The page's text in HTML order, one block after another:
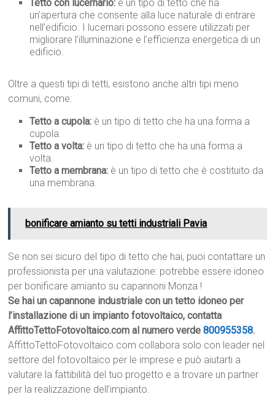
Tetto con lucernario: è un tipo di tetto che ha
un’apertura che consente alla luce naturale di entrare
nell’edificio. I lucernari possono essere utilizzati per
migliorare l’illuminazione e l’efficienza energetica di un
edificio.
Oltre a questi tipi di tetti, esistono anche altri tipi meno
comuni, come:
Tetto a cupola: è un tipo di tetto che ha una forma a
cupola.
Tetto a volta: è un tipo di tetto che ha una forma a
volta.
Tetto a membrana: è un tipo di tetto che è costituito da
una membrana.
bonificare amianto su tetti industriali Pavia
Se non sei sicuro del tipo di tetto che hai, puoi contattare un
professionista per una valutazione: potrebbe essere idoneo
per bonificare amianto su capannoni Monza !
Se hai un capannone industriale con un tetto idoneo per
l’installazione di un impianto fotovoltaico, contatta
AffittoTettoFotovoltaico.com al numero verde800955358.
AffittoTettoFotovoltaico.com collabora solo con leader nel
settore del fotovoltaico per le imprese e può aiutarti a
valutare la fattibilità del tuo progetto e a trovare un partner
per la realizzazione dell’impianto.